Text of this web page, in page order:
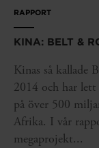
RAPPORT
KINA: BELT &
Kinas så kallade
2014 och har
på över 500
Afrika. I vår
megaprojekt...